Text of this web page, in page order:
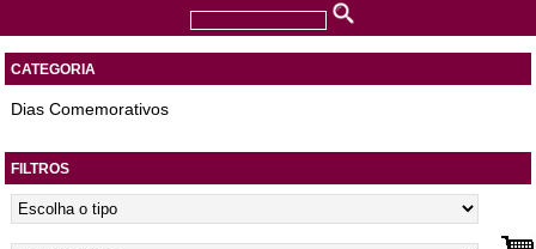
CATEGORIA
Dias Comemorativos
FILTROS